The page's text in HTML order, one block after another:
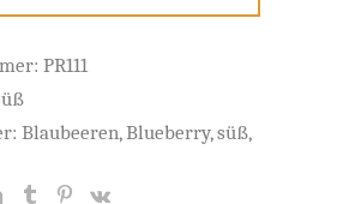
PR111
Blaubeeren,Blueberry,süß,